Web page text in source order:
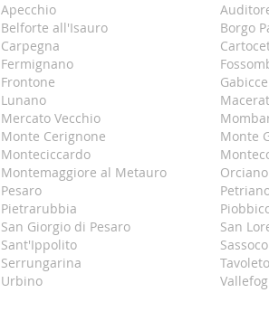
Apecchio
Belforte all'Isauro Borgo
Carpegna
Fermignano
Frontone
Lunano
Mercato Vecchio
Monte Cerignone Monte
Monteciccardo
Montemaggiore al Metauro
Pesaro
Pietrarubbia
San Giorgio di Pesaro San
Sant'Ippolito
Serrungarina Tavoleto
Urbino